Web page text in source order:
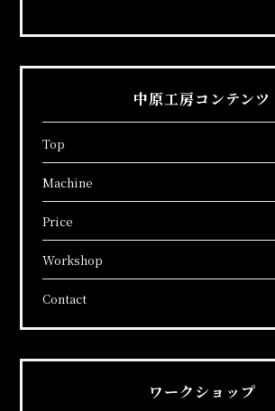
中原工房コンテンツ
Top
Machine
Price
Workshop
Contact
ワークショップ